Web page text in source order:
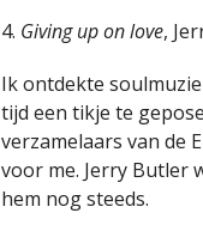
4. Giving up on love,
Ik ontdekte
tijd een tikje te
verzamelaars van de
voor me. Jerry Butler
hem nog steeds.